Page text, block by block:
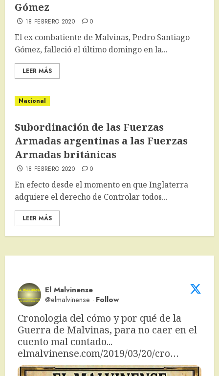
Gómez
18 FEBRERO 2020 0
El ex combatiente de Malvinas, Pedro Santiago
Gómez, falleció el último domingo en la...
LEER MÁS
Nacional
Subordinación de las Fuerzas
Armadas argentinas a las Fuerzas
Armadas británicas
18 FEBRERO 2020 0
En efecto desde el momento en que Inglaterra
adquiere el derecho de Controlar todos...
LEER MÁS
El Malvinense
@elmalvinense · Follow
Cronologia del cómo y por qué de la
Guerra de Malvinas, para no caer en el
elmalvinense.com/2019/03/20/cro…